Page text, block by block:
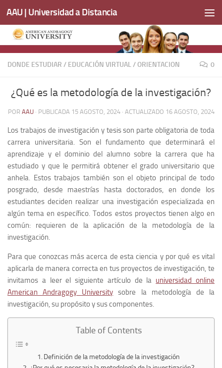
Saltar al contenido
AAU | Universidad a Distancia
DONDE ESTUDIAR / EDUCACIÓN VIRTUAL/ORIENTACION 0
¿Qué es la metodología de la investigación?
POR AAU · PUBLICADA 15 AGOSTO, 2024· ACTUALIZADO 16 AGOSTO, 2024
Los trabajos de investigación y tesis son parte obligatoria de toda
carrera universitaria. Son el fundamento que determinará el
aprendizaje y el dominio del alumno sobre la carrera que ha
estudiado y que le permitirá obtener el grado universitario que
anhela. Estos trabajos también son el objeto principal de todo
posgrado, desde maestrías hasta doctorados, en donde los
estudiantes deciden realizar una investigación especializada en
algún tema en específico. Todos estos proyectos tienen algo en
común: requieren de la aplicación de la metodología de la
investigación.
Para que conozcas más acerca de esta ciencia y por qué es vital
aplicarla de manera correcta en tus proyectos de investigación, te
invitamos a leer el siguiente artículo de la universidad online
American Andragogy University sobre la metodología de la
investigación, su propósito y sus componentes.
Table of Contents
Definición de la metodología de la investigación